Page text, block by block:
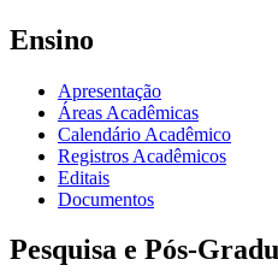
Ensino
Apresentação
Áreas Acadêmicas
Calendário Acadêmico
Registros Acadêmicos
Editais
Documentos
Pesquisa e Pós-